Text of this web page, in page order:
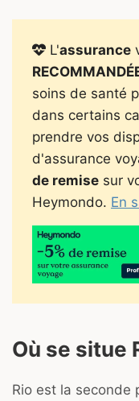
L'assurance
soins de santé
dans certains
prendre vos
d'assurance
de remise sur
Heymondo. En
Où se situe
Rio est la seconde